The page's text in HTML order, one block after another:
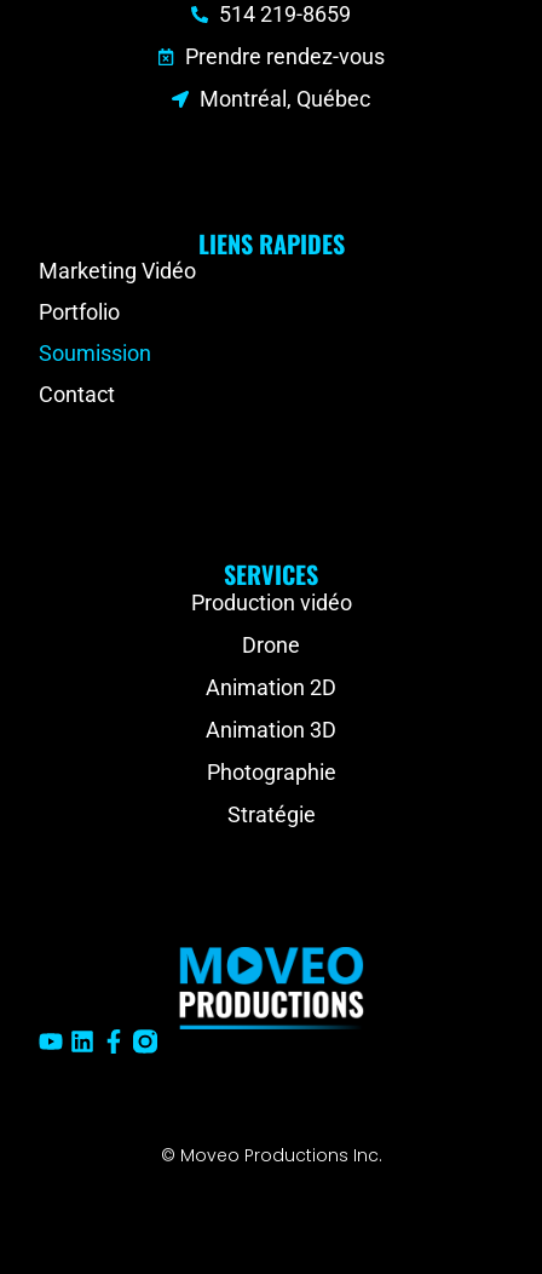
LIENS RAPIDES
Marketing Vidéo
Portfolio
Soumission
Contact
SERVICES
Production vidéo
Drone
Animation 2D
Animation 3D
Photographie
Stratégie
514 219-8659
Prendre rendez-vous
Montréal, Québec
© Moveo Productions Inc.